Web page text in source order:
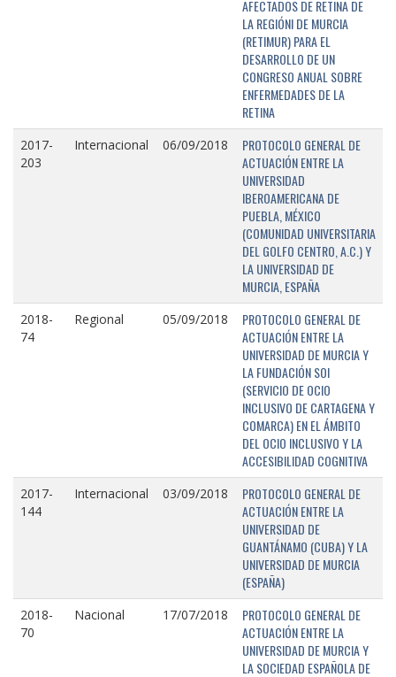
AFECTADOS DE RETINA DE
LA REGIÓNI DE MURCIA
(RETIMUR) PARA EL
DESARROLLO DE UN
CONGRESO ANUAL SOBRE
ENFERMEDADES DE LA
RETINA
2017-
203
Internacional 06/09/2018
PROTOCOLO GENERAL DE
ACTUACIÓN ENTRE LA
UNIVERSIDAD
IBEROAMERICANA DE
PUEBLA, MÉXICO
(COMUNIDAD UNIVERSITARIA
DEL GOLFO CENTRO, A.C.) Y
LA UNIVERSIDAD DE
MURCIA, ESPAÑA
2018-
74
Regional 05/09/2018
PROTOCOLO GENERAL DE
ACTUACIÓN ENTRE LA
UNIVERSIDAD DE MURCIA Y
LA FUNDACIÓN SOI
(SERVICIO DE OCIO
INCLUSIVO DE CARTAGENA Y
COMARCA) EN EL ÁMBITO
DEL OCIO INCLUSIVO Y LA
ACCESIBILIDAD COGNITIVA
2017-
144
Internacional 03/09/2018
PROTOCOLO GENERAL DE
ACTUACIÓN ENTRE LA
UNIVERSIDAD DE
GUANTÁNAMO (CUBA) Y LA
UNIVERSIDAD DE MURCIA
(ESPAÑA)
2018-
70
Nacional 17/07/2018
PROTOCOLO GENERAL DE
ACTUACIÓN ENTRE LA
UNIVERSIDAD DE MURCIA Y
LA SOCIEDAD ESPAÑOLA DE